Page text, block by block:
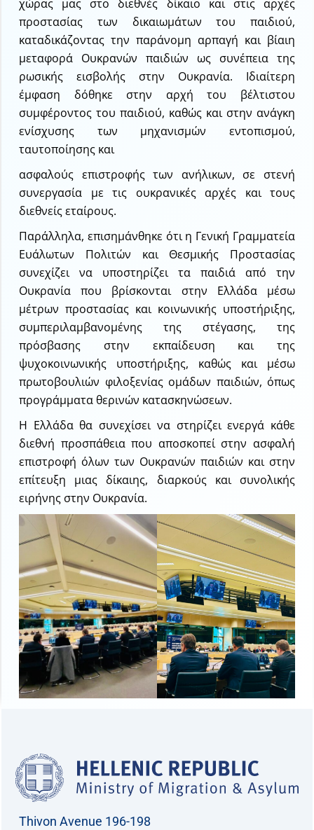
χώρας μας στο διεθνές δίκαιο και στις αρχές
προστασίας των δικαιωμάτων του παιδιού,
καταδικάζοντας την παράνομη αρπαγή και βίαιη
μεταφορά Ουκρανών παιδιών ως συνέπεια της
ρωσικής εισβολής στην Ουκρανία. Ιδιαίτερη
έμφαση δόθηκε στην αρχή του βέλτιστου
συμφέροντος του παιδιού, καθώς και στην ανάγκη
ενίσχυσης των μηχανισμών εντοπισμού,
ταυτοποίησης και
ασφαλούς επιστροφής των ανήλικων, σε στενή
συνεργασία με τις ουκρανικές αρχές και τους
διεθνείς εταίρους.
Παράλληλα, επισημάνθηκε ότι η Γενική Γραμματεία
Ευάλωτων Πολιτών και Θεσμικής Προστασίας
συνεχίζει να υποστηρίζει τα παιδιά από την
Ουκρανία που βρίσκονται στην Ελλάδα μέσω
μέτρων προστασίας και κοινωνικής υποστήριξης,
συμπεριλαμβανομένης της στέγασης, της
πρόσβασης στην εκπαίδευση και της
ψυχοκοινωνικής υποστήριξης, καθώς και μέσω
πρωτοβουλιών φιλοξενίας ομάδων παιδιών, όπως
προγράμματα θερινών κατασκηνώσεων.
Η Ελλάδα θα συνεχίσει να στηρίζει ενεργά κάθε
διεθνή προσπάθεια που αποσκοπεί στην ασφαλή
επιστροφή όλων των Ουκρανών παιδιών και στην
επίτευξη μιας δίκαιης, διαρκούς και συνολικής
ειρήνης στην Ουκρανία.
Thivon Avenue 196-198